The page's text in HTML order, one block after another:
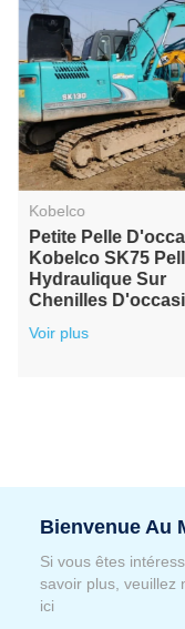
Kobelco
Petite Pelle
Kobelco SK75
Hydraulique Sur
Chenilles
Voir plus
Bienvenue Au
Si vous êtes
savoir plus, veuillez
ici